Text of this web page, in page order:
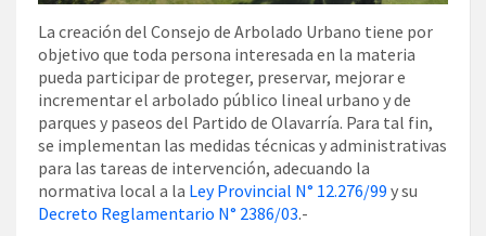
La creación del Consejo de Arbolado Urbano tiene por
objetivo que toda persona interesada en la materia
pueda participar de proteger, preservar, mejorar e
incrementar el arbolado público lineal urbano y de
parques y paseos del Partido de Olavarría. Para tal fin,
se implementan las medidas técnicas y administrativas
para las tareas de intervención, adecuando la
normativa local a la Ley Provincial N° 12.276/99 y su
Decreto Reglamentario N° 2386/03.-